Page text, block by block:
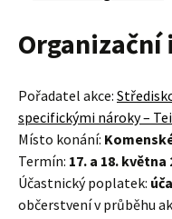
Organizační
Pořadatel akce:
specifickými nároky –
Místo konání:
Termín: 17. a 18. května
Účastnický poplatek:
občerstvení v průběhu